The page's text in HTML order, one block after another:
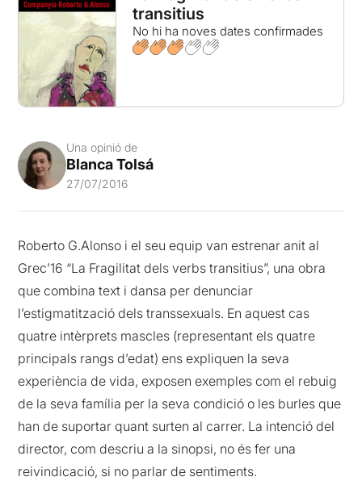
transitius
No hi ha noves dates confirmades
Una opinió de
Blanca Tolsá
27/07/2016
Roberto G.Alonso i el seu equip van estrenar anit al
Grec’16 “La Fragilitat dels verbs transitius”, una obra
que combina text i dansa per denunciar
l’estigmatització dels transsexuals. En aquest cas
quatre intèrprets mascles (representant els quatre
principals rangs d’edat) ens expliquen la seva
experiència de vida, exposen exemples com el rebuig
de la seva família per la seva condició o les burles que
han de suportar quant surten al carrer. La intenció del
director, com descriu a la sinopsi, no és fer una
reivindicació, si no parlar de sentiments.